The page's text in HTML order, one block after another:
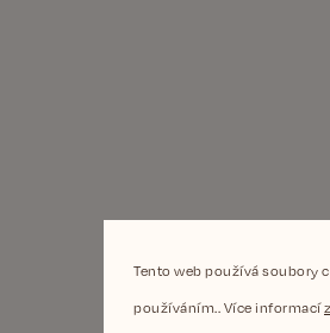
Tento web používá soubory
používáním.. Více informací